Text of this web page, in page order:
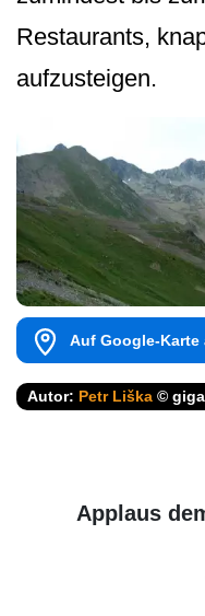
Restaurants,
aufzusteigen.
Auf Google-Karte
Autor: Petr Liška ©
Applaus